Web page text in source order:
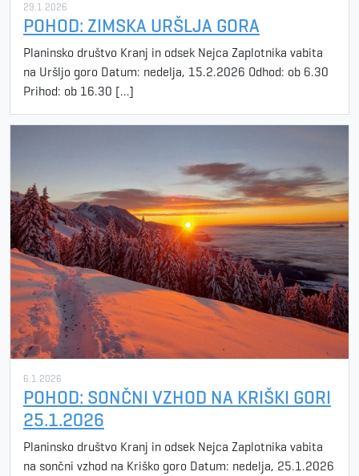
29.1.2026
POHOD: ZIMSKA URŠLJA GORA
Planinsko društvo Kranj in odsek Nejca Zaplotnika vabita
na Uršljo goro Datum: nedelja, 15.2.2026 Odhod: ob 6.30
Prihod: ob 16.30 […]
6.1.2026
POHOD: SONČNI VZHOD NA KRIŠKI GORI
25.1.2026
Planinsko društvo Kranj in odsek Nejca Zaplotnika vabita
na sončni vzhod na Kriško goro Datum: nedelja, 25.1.2026